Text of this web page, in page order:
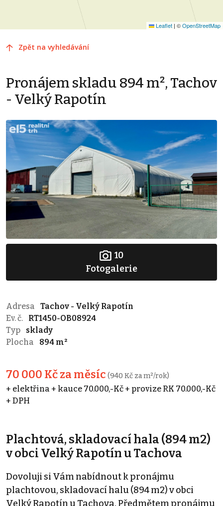
Leaflet | ©OpenStreetMap
Zpět na vyhledávání
Pronájem skladu 894 m², Tachov
- Velký Rapotín
10
Fotogalerie
Adresa
Tachov - Velký Rapotín
Ev. č.
RT1450-OB08924
Typ
sklady
Plocha
894 m²
70 000 Kč za měsíc (940 Kč za m²/rok)
+ elektřina + kauce 70.000,-Kč + provize RK 70.000,-Kč
+ DPH
Plachtová, skladovací hala (894 m2)
v obci Velký Rapotín u Tachova
Dovoluji si Vám nabídnout k pronájmu
plachtovou, skladovací halu (894 m2) v obci
Velký Rapotín u Tachova. Předmětem pronájmu